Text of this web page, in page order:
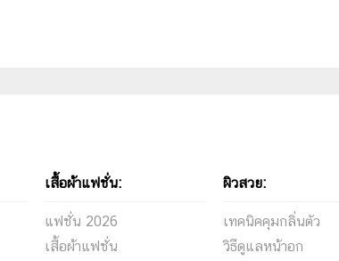
เสื้อผ้าแฟชั่น:
แฟชั่น 2026
เสื้อผ้าแฟชั่น
ผิวสวย:
เทคนิคคุมกลิ่นตัว
วิธีดูแลหน้าอก